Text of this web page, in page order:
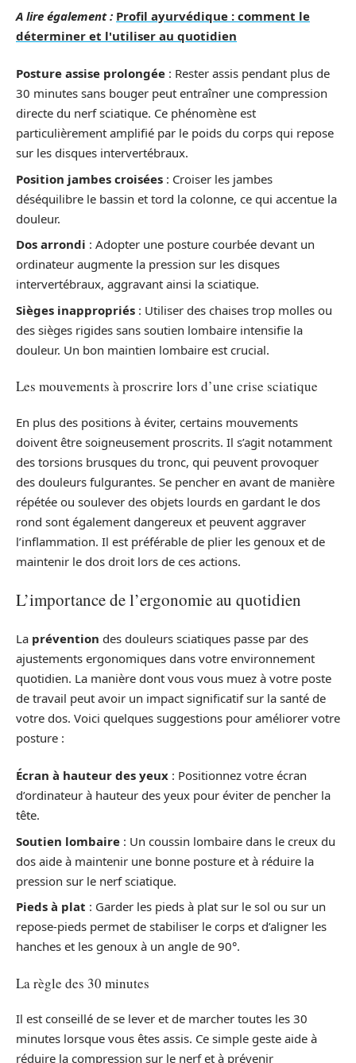
A lire également : Profil ayurvédique : comment le
déterminer et l'utiliser au quotidien
Posture assise prolongée : Rester assis pendant plus de
30 minutes sans bouger peut entraîner une compression
directe du nerf sciatique. Ce phénomène est
particulièrement amplifié par le poids du corps qui repose
sur les disques intervertébraux.
Position jambes croisées : Croiser les jambes
déséquilibre le bassin et tord la colonne, ce qui accentue la
douleur.
Dos arrondi : Adopter une posture courbée devant un
ordinateur augmente la pression sur les disques
intervertébraux, aggravant ainsi la sciatique.
Sièges inappropriés : Utiliser des chaises trop molles ou
des sièges rigides sans soutien lombaire intensifie la
douleur. Un bon maintien lombaire est crucial.
Les mouvements à proscrire lors d’une crise sciatique
En plus des positions à éviter, certains mouvements
doivent être soigneusement proscrits. Il s’agit notamment
des torsions brusques du tronc, qui peuvent provoquer
des douleurs fulgurantes. Se pencher en avant de manière
répétée ou soulever des objets lourds en gardant le dos
rond sont également dangereux et peuvent aggraver
l’inflammation. Il est préférable de plier les genoux et de
maintenir le dos droit lors de ces actions.
L’importance de l’ergonomie au quotidien
La prévention des douleurs sciatiques passe par des
ajustements ergonomiques dans votre environnement
quotidien. La manière dont vous vous muez à votre poste
de travail peut avoir un impact significatif sur la santé de
votre dos. Voici quelques suggestions pour améliorer votre
posture :
Écran à hauteur des yeux : Positionnez votre écran
d’ordinateur à hauteur des yeux pour éviter de pencher la
tête.
Soutien lombaire : Un coussin lombaire dans le creux du
dos aide à maintenir une bonne posture et à réduire la
pression sur le nerf sciatique.
Pieds à plat : Garder les pieds à plat sur le sol ou sur un
repose-pieds permet de stabiliser le corps et d’aligner les
hanches et les genoux à un angle de 90°.
La règle des 30 minutes
Il est conseillé de se lever et de marcher toutes les 30
minutes lorsque vous êtes assis. Ce simple geste aide à
réduire la compression sur le nerf et à prévenir